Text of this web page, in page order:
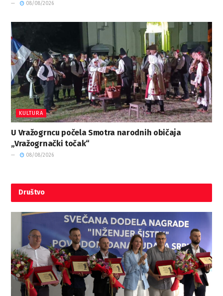
08/08/2026
KULTURA
U Vražogrncu počela Smotra narodnih običaja
„Vražogrnački točak“
08/08/2026
Društvo